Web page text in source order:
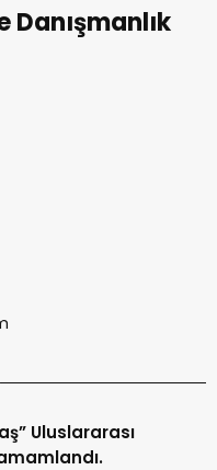
Danışmanlık
Uluslararası